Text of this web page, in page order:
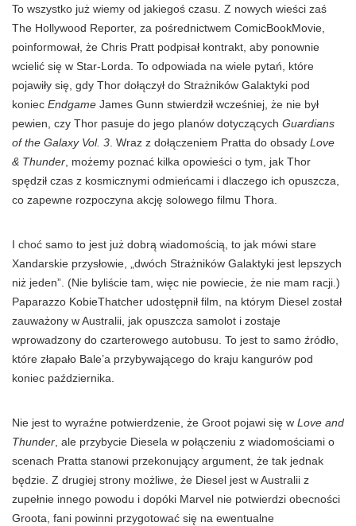
To wszystko już wiemy od jakiegoś czasu. Z nowych wieści zaś
The Hollywood Reporter, za pośrednictwem ComicBookMovie,
poinformował, że Chris Pratt podpisał kontrakt, aby ponownie
wcielić się w Star-Lorda. To odpowiada na wiele pytań, które
pojawiły się, gdy Thor dołączył do Strażników Galaktyki pod
koniec Endgame James Gunn stwierdził wcześniej, że nie był
pewien, czy Thor pasuje do jego planów dotyczących Guardians
of the Galaxy Vol. 3 . Wraz z dołączeniem Pratta do obsady Love
& Thunder , możemy poznać kilka opowieści o tym, jak Thor
spędził czas z kosmicznymi odmieńcami i dlaczego ich opuszcza,
co zapewne rozpoczyna akcję solowego filmu Thora.
I choć samo to jest już dobrą wiadomością, to jak mówi stare
Xandarskie przysłowie, „dwóch Strażników Galaktyki jest lepszych
niż jeden”. (Nie byliście tam, więc nie powiecie, że nie mam racji.)
Paparazzo KobieThatcher udostępnił film, na którym Diesel został
zauważony w Australii, jak opuszcza samolot i zostaje
wprowadzony do czarterowego autobusu. To jest to samo źródło,
które złapało Bale’a przybywającego do kraju kangurów pod
koniec października.
Nie jest to wyraźne potwierdzenie, że Groot pojawi się w Love and
Thunder , ale przybycie Diesela w połączeniu z wiadomościami o
scenach Pratta stanowi przekonujący argument, że tak jednak
będzie. Z drugiej strony możliwe, że ​​Diesel jest w Australii z
zupełnie innego powodu i dopóki Marvel nie potwierdzi obecności
Groota, fani powinni przygotować się na ewentualne